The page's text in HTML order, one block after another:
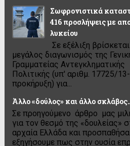
Σωφρονιστικά
416 προσλήψεις με
λυκείου
Σε εξέλιξη
μεγάλος διαγωνισμός της
Γραμματείας Αντεγκληματικής
Πολιτικής (υπ' αριθμ. 17725/
προκήρυξη) για...
Άλλο «δούλος» και άλλο
Σε προηγούμενο άρθρο μας
για τον θεσμό της «δουλείας»
αρχαία Ελλάδα και
εξηγήσουμε πως στην ουσία